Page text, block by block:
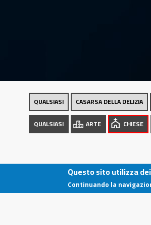
QUALSIASI CASARSA DELLA DELIZIA
QUALSIASI ARTE CHIESE
Copyright 2018 / 2025
Delizia
Questo sito utilizza
Continuando la